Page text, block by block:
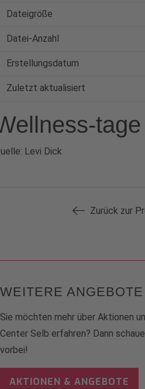
Dateigröße
Datei-Anzahl
Erstellungsdatum
Zuletzt aktualisiert
Levi Dick
Zurück zur
WEITERE
Sie möchten mehr über Aktionen
Center Selb erfahren? Dann
vorbei!
AKTIONEN & ANGEBOTE